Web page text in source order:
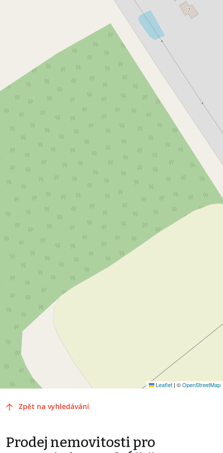
Leaflet | ©OpenStreetMap
Zpět na vyhledávání
Prodej nemovitosti pro